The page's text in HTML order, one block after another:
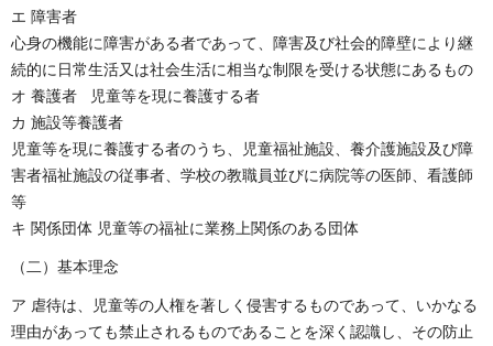
エ 障害者
心身の機能に障害がある者であって、障害及び社会的障壁により継
続的に日常生活又は社会生活に相当な制限を受ける状態にあるもの
オ 養護者 児童等を現に養護する者
カ 施設等養護者
児童等を現に養護する者のうち、児童福祉施設、養介護施設及び障
害者福祉施設の従事者、学校の教職員並びに病院等の医師、看護師
等
キ 関係団体 児童等の福祉に業務上関係のある団体
（二）基本理念
ア 虐待は、児童等の人権を著しく侵害するものであって、いかなる
理由があっても禁止されるものであることを深く認識し、その防止